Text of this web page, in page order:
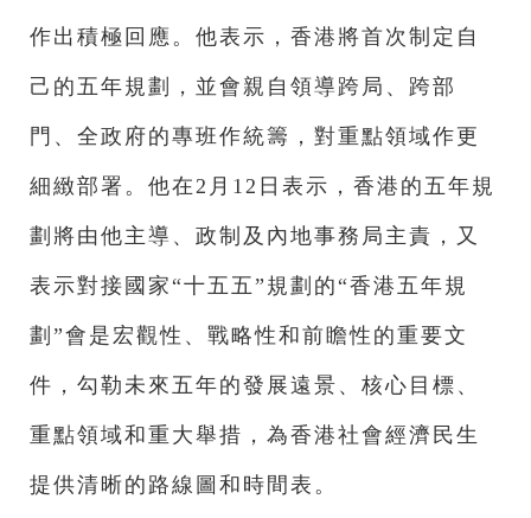
作出積極回應。他表示，香港將首次制定自
己的五年規劃，並會親自領導跨局、跨部
門、全政府的專班作統籌，對重點領域作更
細緻部署。他在2月12日表示，香港的五年規
劃將由他主導、政制及內地事務局主責，又
表示對接國家“十五五”規劃的“香港五年規
劃”會是宏觀性、戰略性和前瞻性的重要文
件，勾勒未來五年的發展遠景、核心目標、
重點領域和重大舉措，為香港社會經濟民生
提供清晰的路線圖和時間表。